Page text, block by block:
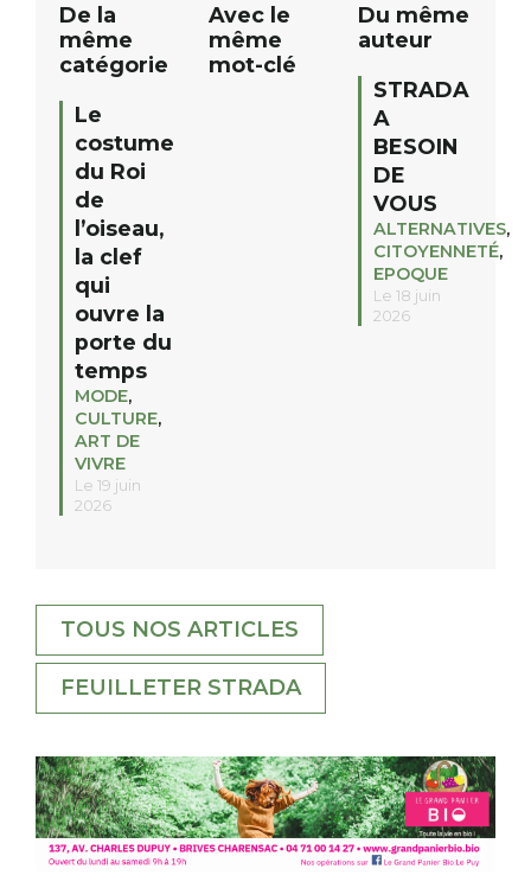
De la
même
catégorie
Le
costume
du Roi
de
l’oiseau,
la clef
qui
ouvre la
porte du
temps
MODE,
CULTURE,
ART DE
VIVRE
Le 19 juin
2026
Avec le
même
mot-clé
Du même
auteur
STRADA
A
BESOIN
DE
VOUS
ALTERNATIVES,
CITOYENNETÉ,
EPOQUE
Le 18 juin
2026
TOUS NOS ARTICLES
FEUILLETER STRADA